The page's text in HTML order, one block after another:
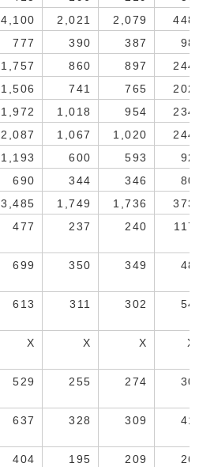
4,100 2,021 2,079
448
777 390 387
98
1,757 860 897
244
1,506 741 765
202
1,972 1,018 954
234
2,087 1,067 1,020
244
1,193 600 593
92
690 344 346
80
3,485 1,749 1,736
373
477 237 240 117
699 350 349 48
613 311 302 54
X X X X
529 255 274 30
637 328 309 41
404 195 209 26